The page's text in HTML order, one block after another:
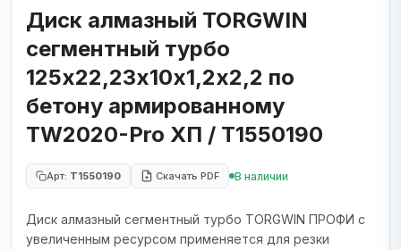
Диск алмазный TORGWIN
сегментный турбо
125х22,23х10х1,2х2,2 по
бетону армированному
TW2020-Pro ХП / T1550190
Арт: T1550190 Скачать PDF В наличии
Диск алмазный сегментный турбо TORGWIN ПРОФИ с
увеличенным ресурсом применяется для резки